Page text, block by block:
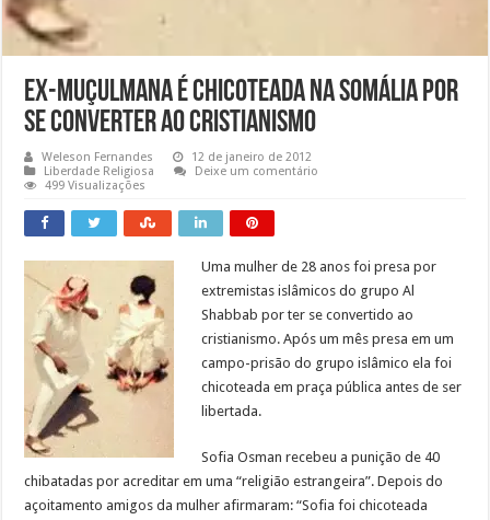
Ex-muçulmana é chicoteada na Somália por
se converter ao cristianismo
Weleson Fernandes
12 de janeiro de 2012
Liberdade Religiosa
Deixe um comentário
499 Visualizações
Uma mulher de 28 anos foi presa por
extremistas islâmicos do grupo Al
Shabbab por ter se convertido ao
cristianismo. Após um mês presa em um
campo-prisão do grupo islâmico ela foi
chicoteada em praça pública antes de ser
libertada.
Sofia Osman recebeu a punição de 40
chibatadas por acreditar em uma “religião estrangeira”. Depois do
açoitamento amigos da mulher afirmaram: “Sofia foi chicoteada